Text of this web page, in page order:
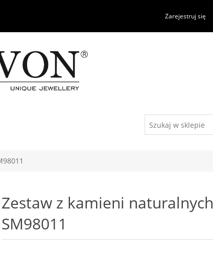
Zarejestruj się
Zestaw z kamieni naturalnych
SM98011